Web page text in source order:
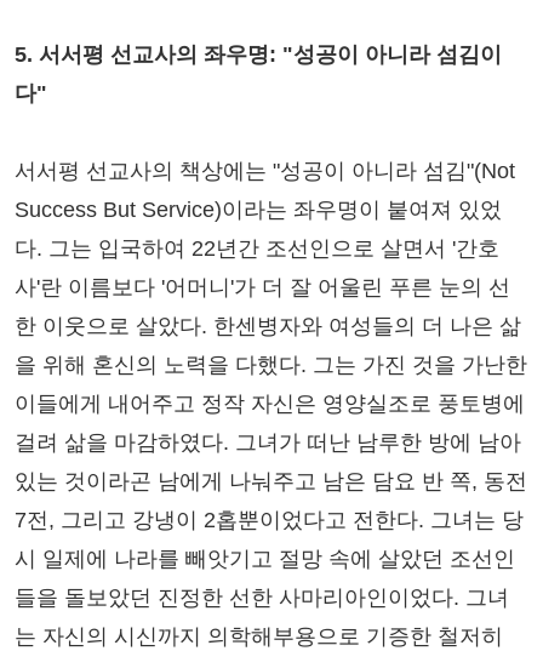
5. 서서평 선교사의 좌우명: "성공이 아니라 섬김이
다"
서서평 선교사의 책상에는 "성공이 아니라 섬김"(Not
Success But Service)이라는 좌우명이 붙여져 있었
다. 그는 입국하여 22년간 조선인으로 살면서 '간호
사'란 이름보다 '어머니'가 더 잘 어울린 푸른 눈의 선
한 이웃으로 살았다. 한센병자와 여성들의 더 나은 삶
을 위해 혼신의 노력을 다했다. 그는 가진 것을 가난한
이들에게 내어주고 정작 자신은 영양실조로 풍토병에
걸려 삶을 마감하였다. 그녀가 떠난 남루한 방에 남아
있는 것이라곤 남에게 나눠주고 남은 담요 반 쪽, 동전
7전, 그리고 강냉이 2홉뿐이었다고 전한다. 그녀는 당
시 일제에 나라를 빼앗기고 절망 속에 살았던 조선인
들을 돌보았던 진정한 선한 사마리아인이었다. 그녀
는 자신의 시신까지 의학해부용으로 기증한 철저히